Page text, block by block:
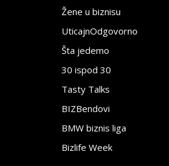
Žene u biznisu
UticajnOdgovorno
Šta jedemo
30 ispod 30
Tasty Talks
BIZBendovi
BMW biznis liga
Bizlife Week